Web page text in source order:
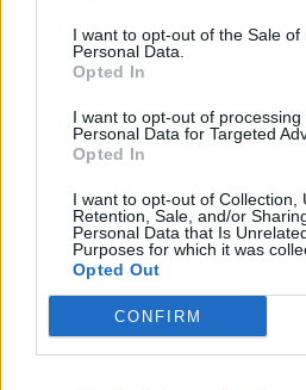
I want to opt-out of the Sale of
Personal Data.
Opted In
I want to opt-out of processing
Personal Data for Targeted
Opted In
I want to opt-out of Collection,
Retention, Sale, and/or
Personal Data that Is
Purposes for which it was
Opted Out
CONFIRM
Προσωρινή διακοπή
υπηρεσιών στη Διεύθυνση
Επικοινωνιών Π.Ε. Ημαθίας
Πέμπτη, 6 Αυγούστου 2026 10:30 ΠΜ